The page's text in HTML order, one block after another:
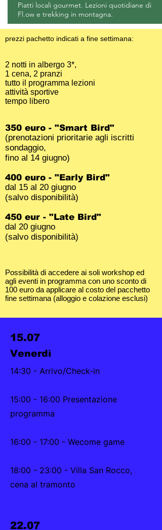
Piatti locali gourmet. Lezioni quotidiane di
Fl.ow e trekking in montagna.
prezzi pachetto indicati a fine settimana:
2 notti in albergo 3*,
1 cena, 2 pranzi
tutto il programma lezioni
attività sportive
tempo libero
350 euro - "Smart Bird"
(prenotazioni prioritarie agli iscritti
sondaggio,
fino al 14 giugno)
400 euro - "Early Bird"
dal 15 al 20 giugno
(salvo disponibilità)
450 eur - "Late Bird"
dal 20 giugno
(salvo disponibilità)
Possibilità di accedere ai soli workshop ed
agli eventi in programma con uno sconto di
100 euro da applicare al costo del pacchetto
fine settimana (alloggio e colazione esclusi)
15.07
Venerdì
14:30 - Arrivo/Check-in
15:00 - 16:00 Presentazione
programma
16:00 - 17:00 - Wecome game
18:00 - 23:00 - Villa San Rocco,
cena al tramonto
22.07